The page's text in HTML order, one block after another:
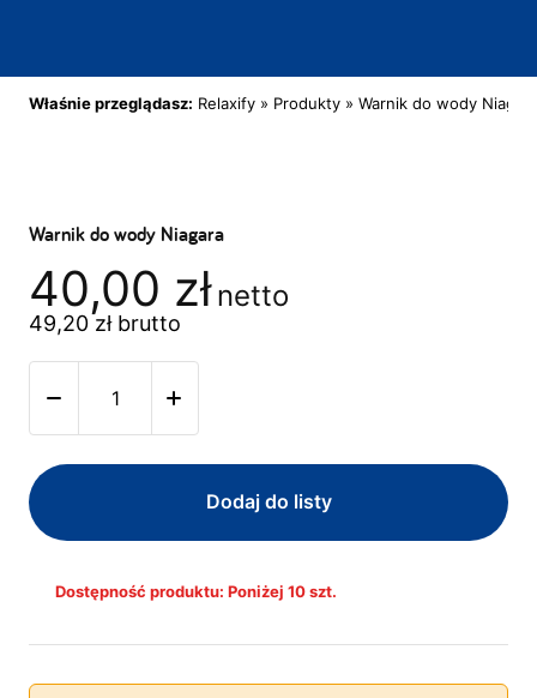
Właśnie przeglądasz: Relaxify » Produkty » Warnik do wody Niagara
Warnik do wody Niagara
40,00 zł netto
49,20złbrutto
Dodaj do listy
Dostępność produktu: Poniżej 10 szt.